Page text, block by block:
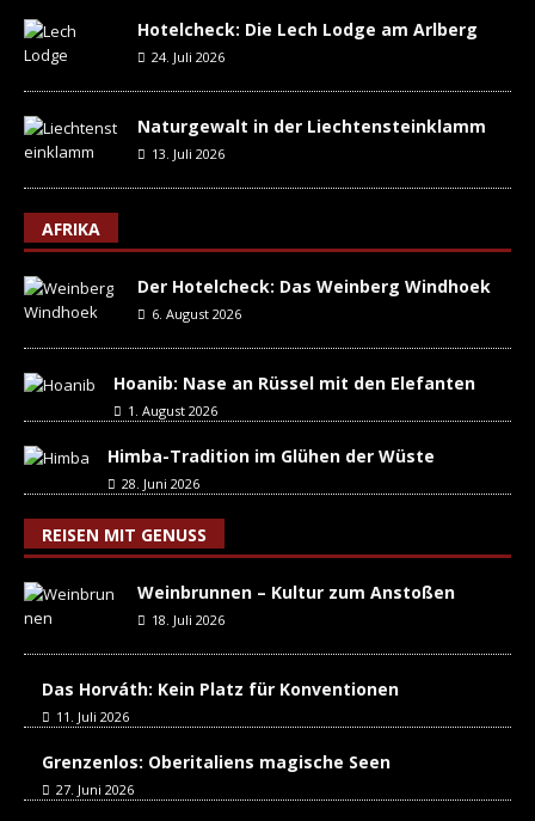
Hotelcheck: Die Lech Lodge am Arlberg
24. Juli 2026
Naturgewalt in der Liechtensteinklamm
13. Juli 2026
AFRIKA
Der Hotelcheck: Das Weinberg Windhoek
6. August 2026
Hoanib: Nase an Rüssel mit den Elefanten
1. August 2026
Himba-Tradition im Glühen der Wüste
28. Juni 2026
REISEN MIT GENUSS
Weinbrunnen – Kultur zum Anstoßen
18. Juli 2026
Das Horváth: Kein Platz für Konventionen
11. Juli 2026
Grenzenlos: Oberitaliens magische Seen
27. Juni 2026